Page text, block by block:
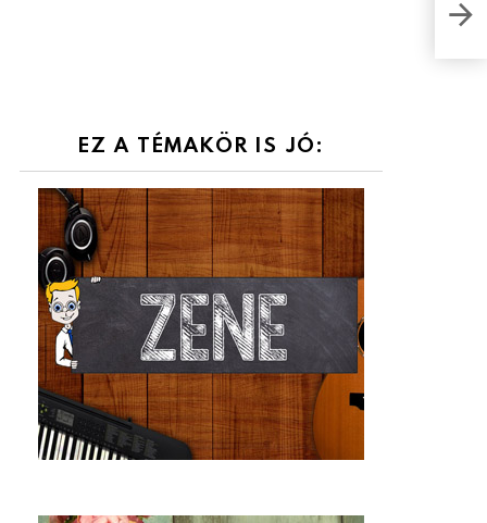
EZ A TÉMAKÖR IS JÓ: